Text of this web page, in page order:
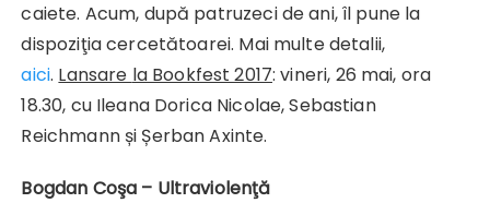
caiete. Acum, după patruzeci de ani, îl pune la
dispoziţia cercetătoarei. Mai multe detalii,
aici. Lansare la Bookfest 2017: vineri, 26 mai, ora
18.30, cu Ileana Dorica Nicolae, Sebastian
Reichmann și Șerban Axinte.
Bogdan Coşa – Ultraviolenţă